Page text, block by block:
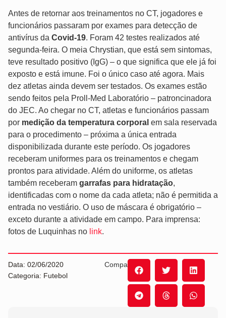
Antes de retornar aos treinamentos no CT, jogadores e
funcionários passaram por exames para detecção de
antivírus da Covid-19. Foram 42 testes realizados até
segunda-feira. O meia Chrystian, que está sem sintomas,
teve resultado positivo (IgG) – o que significa que ele já foi
exposto e está imune. Foi o único caso até agora. Mais
dez atletas ainda devem ser testados. Os exames estão
sendo feitos pela Proll-Med Laboratório – patroncinadora
do JEC. Ao chegar no CT, atletas e funcionários passam
por medição da temperatura corporal em sala reservada
para o procedimento – próxima a única entrada
disponibilizada durante este período. Os jogadores
receberam uniformes para os treinamentos e chegam
prontos para atividade. Além do uniforme, os atletas
também receberam garrafas para hidratação,
identificadas com o nome da cada atleta; não é permitida a
entrada no vestiário. O uso de máscara é obrigatório –
exceto durante a atividade em campo. Para imprensa:
fotos de Luquinhas no link.
Data: 02/06/2020
Categoria: Futebol
Compartilhe: